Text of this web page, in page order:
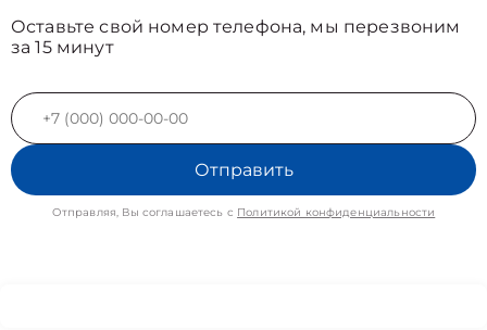
Оставьте свой номер телефона, мы перезвоним
за 15 минут
Отправить
Отправляя, Вы соглашаетесь с Политикой конфиденциальности